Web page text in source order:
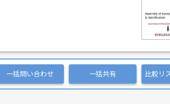
一括問い合わせ 一括共有 比較リ